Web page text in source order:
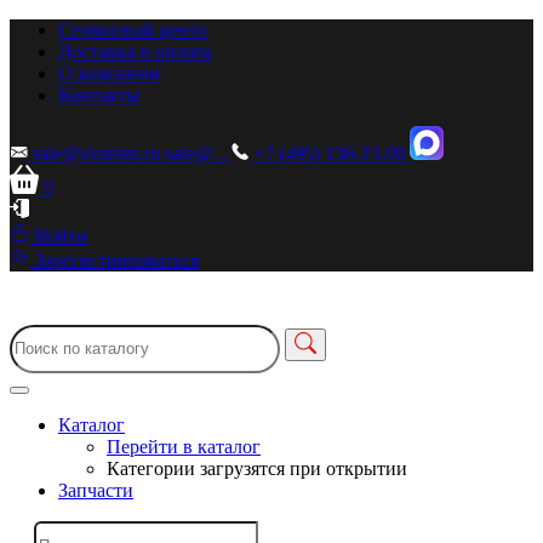
Сервисный центр
Доставка и оплата
О компании
Контакты
sale@zionstm.ru sale@...
+7 (495) 136-23-00
0
Войти
Зарегистрироваться
Каталог
Перейти в каталог
Категории загрузятся при открытии
Запчасти